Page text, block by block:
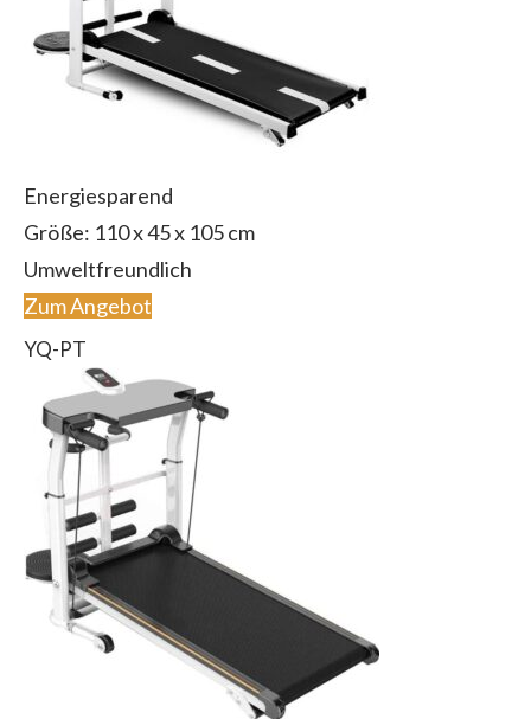
Energiesparend
Größe: 110 x 45 x 105 cm
Umweltfreundlich
Zum Angebot
‎YQ-PT